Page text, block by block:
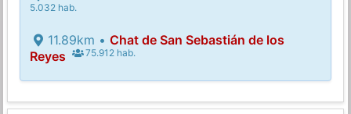
5.032 hab.
11.89km • Chat de San Sebastián de los
Reyes
75.912 hab.